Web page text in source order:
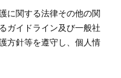
に関する法律その他の関
ガイドライン及び一般社
方針等を遵守し、個人情